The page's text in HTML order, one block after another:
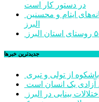
در دستور کار است
البرز
جديدترين خبرها
از تولی و تبری
آزادی یک انسان است